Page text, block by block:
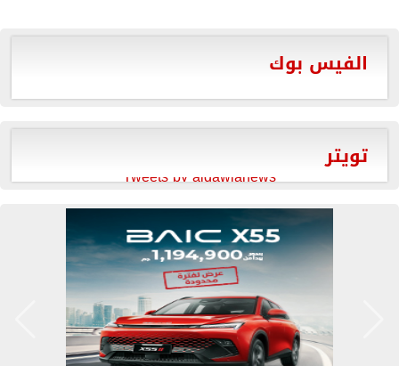
الفيس بوك
تويتر
Tweets by aldawlanews